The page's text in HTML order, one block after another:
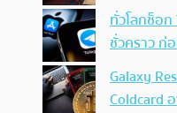
ทั่วโลกช็อก
ชั่วคราว ก่
Galaxy
Coldcard